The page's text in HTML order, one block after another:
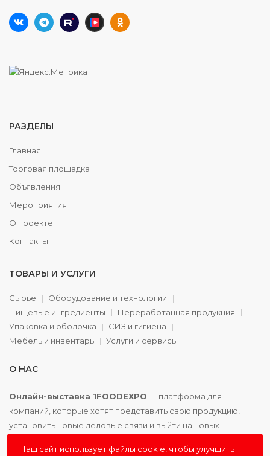
РАЗДЕЛЫ
Главная
Торговая площадка
Объявления
Мероприятия
О проекте
Контакты
ТОВАРЫ И УСЛУГИ
Сырье
Оборудование и технологии
Пищевые ингредиенты
Переработанная продукция
Упаковка и оболочка
СИЗ и гигиена
Мебель и инвентарь
Услуги и сервисы
О НАС
Онлайн-выставка 1FOODEXPO — платформа для
компаний, которые хотят представить свою продукцию,
установить новые деловые связи и выйти на новых
Наш сайт использует файлы cookie, чтобы улучшить